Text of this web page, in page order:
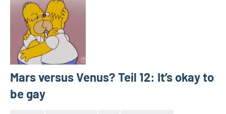
Mars versus Venus? Teil 12: It’s okay to
be gay